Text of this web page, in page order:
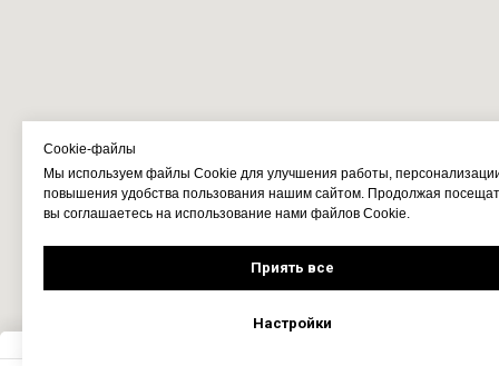
Cookie-файлы
Мы используем файлы Cookie для улучшения работы,
повышения удобства пользования нашим сайтом. Продолжая
вы соглашаетесь на использование нами файлов Cookie.
Приять все
Настройки